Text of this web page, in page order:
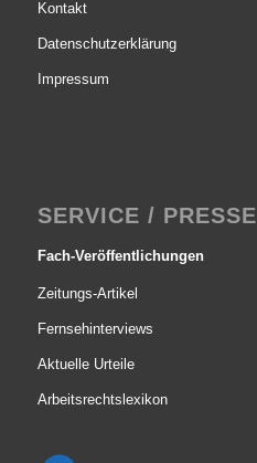
Kontakt
Datenschutzerklärung
Impressum
SERVICE / PRESSE
Fach-Veröffentlichungen
Zeitungs-Artikel
Fernsehinterviews
Aktuelle Urteile
Arbeitsrechtslexikon